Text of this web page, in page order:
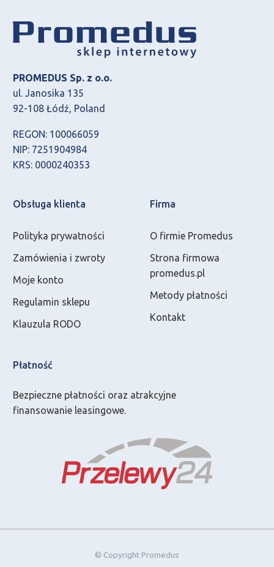
PROMEDUS Sp. z o.o.
ul. Janosika 135
92-108 Łódź, Poland
REGON: 100066059
NIP: 7251904984
KRS: 0000240353
Obsługa klienta
Polityka prywatności
Zamówienia i zwroty
Moje konto
Regulamin sklepu
Klauzula RODO
Firma
O firmie Promedus
Strona firmowa
promedus.pl
Metody płatności
Kontakt
Płatność
Bezpieczne płatności oraz atrakcyjne
finansowanie leasingowe.
© Copyright Promedus